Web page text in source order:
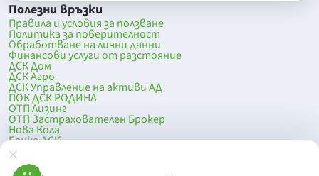
Полезни връзки
Правила и условия за ползване
Политика за поверителност
Обработване на лични данни
Финансови услуги от разстояние
ДСК Дом
ДСК Агро
ДСК Управление на активи АД
ПОК ДСК РОДИНА
ОТП Лизинг
ОТП Застрахователен Брокер
Нова Кола
Банка ДСК
DSK Mobile
Оферти за продажба от Банка ДСК
Клонова мрежа и банкомати